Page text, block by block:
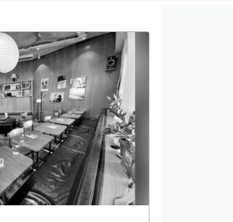
spécialement conçus pour les groupes,
un repas assis ou un apéritif dinatoire,
ambiances qui s'offrent à vous,
des échanges animés.
Pensez à visiter notre site pour
Offrez-vous une soirée agréable et sans